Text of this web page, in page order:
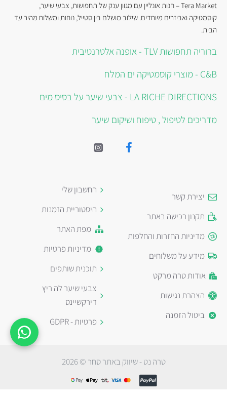
Tera Market – חנות אונליין עם מגוון ענק של תחפושות, צבעי שיער,
קוסמטיקה ואביזרים מיוחדים. שילוב מושלם בין סטייל, נוחות ומשלוח מהיר עד
הבית.
ברוריה תחפושות TLV - אופנה אלטרנטיבית
C&B - מוצרי קוסמטיקה ים המלח
LA RICHE DIRECTIONS - צבעי שיער על בסיס מים
מדריכים לטיפול , טיפוח ושיקום שיער
יצירת קשר
תקנון רכישה באתר
מדיניות החזרות והחלפות
מידע על משלוחים
אודות טרה מרקט
הצהרת נגישות
ביטול הזמנה
החשבון שלי
היסטוריית הזמנות
מפת האתר
מדיניות פרטיות
תוכנית שותפים
צבעי שיער לה ריץ
דירקשיינס
פרטיות - GDPR
טרה נט - שיווק באתר סחר © 2026